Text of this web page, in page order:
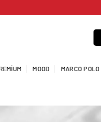
MOOD MARCO POLO